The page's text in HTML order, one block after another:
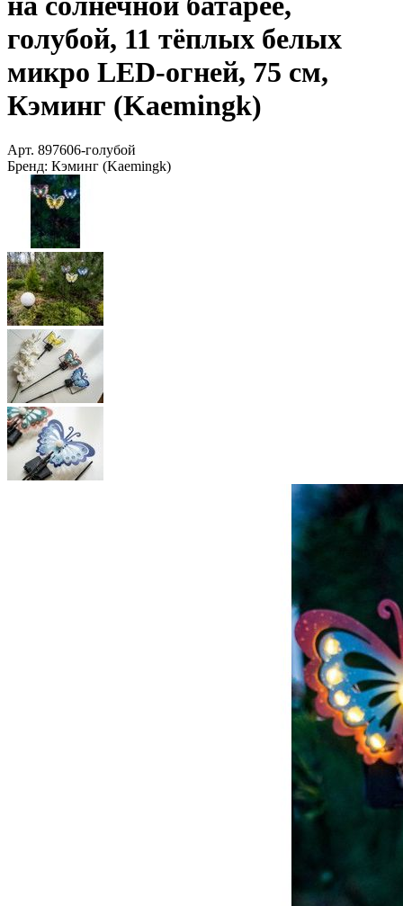
голубой, 11 тёплых белых
микро LED-огней, 75 см,
Кэминг (Kaemingk)
Арт. 897606-голубой
Бренд: Кэминг (Kaemingk)